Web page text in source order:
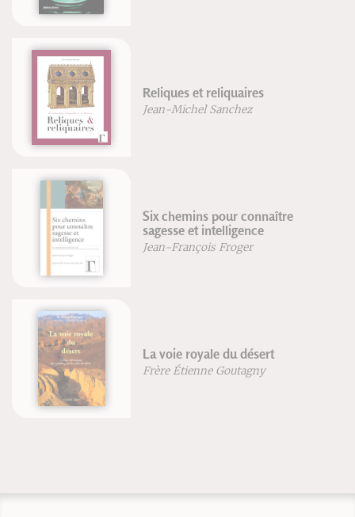
Reliques et reliquaires
Jean-Michel Sanchez
Six chemins pour connaître
sagesse et intelligence
Jean-François Froger
La voie royale du désert
Frère Étienne Goutagny